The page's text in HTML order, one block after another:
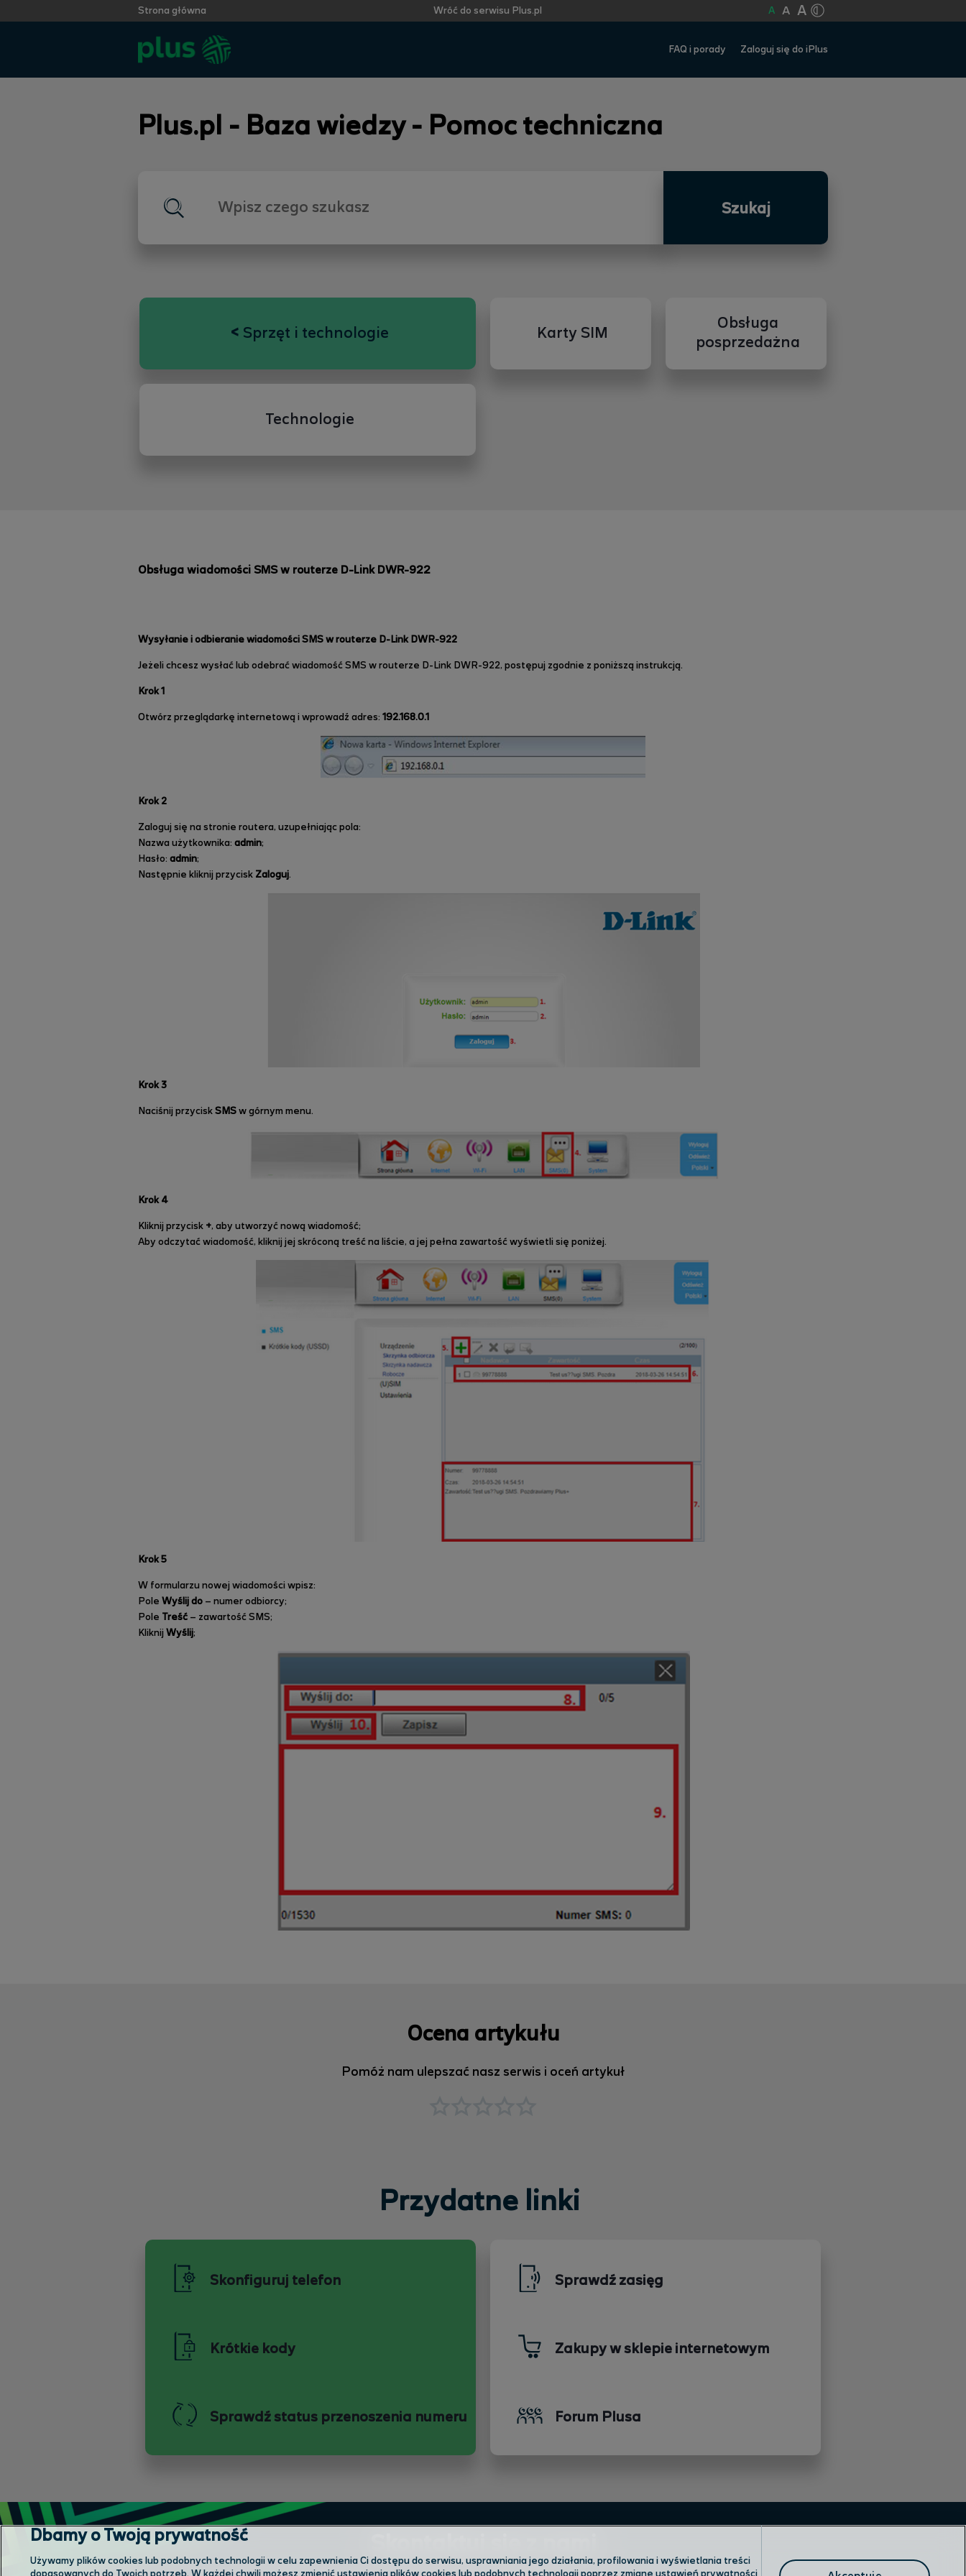
Strona główna Wróć do serwisu Plus.pl A A A
FAQ i porady Zaloguj się do iPlus
Plus.pl - Baza wiedzy - Pomoc techniczna
Szukaj
< Sprzęt i technologie Karty SIM
Obsługa
posprzedażna
Technologie
Obsługa wiadomości SMS w routerze D-Link DWR-922
Wysyłanie i odbieranie wiadomości SMS w routerze D-Link DWR-922
Jeżeli chcesz wysłać lub odebrać wiadomość SMS w routerze D-Link DWR-922, postępuj zgodnie z poniższą instrukcją.
Krok 1
Otwórz przeglądarkę internetową i wprowadź adres: 192.168.0.1
Krok 2
Zaloguj się na stronie routera, uzupełniając pola:
Nazwa użytkownika: admin;
Hasło: admin;
Następnie kliknij przycisk Zaloguj.
Krok 3
Naciśnij przyciskSMSw górnym menu.
Krok 4
Kliknij przycisk +, aby utworzyć nową wiadomość;
Aby odczytać wiadomość, kliknij jej skróconą treść na liście, a jej pełna zawartość wyświetli się poniżej.
Krok 5
W formularzu nowej wiadomości wpisz:
Pole Wyślij do – numer odbiorcy;
Pole Treść – zawartość SMS;
Kliknij Wyślij;
Ocena artykułu
Pomóż nam ulepszać nasz serwis i oceń artykuł
Przydatne linki
Skonfiguruj telefon
Krótkie kody
Sprawdź status przenoszenia numeru
Sprawdź zasięg
Zakupy w sklepie internetowym
Forum Plusa
Dbamy o Twoją prywatność
Używamy plików cookies lub podobnych technologii w celu zapewnienia Ci dostępu do serwisu, usprawniania jego działania, profilowania i wyświetlania treści